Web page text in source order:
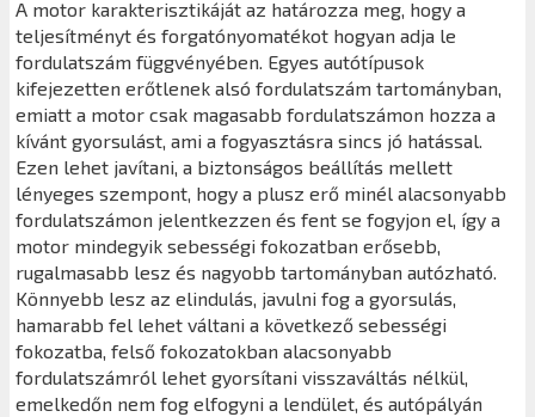
A motor karakterisztikáját az határozza meg, hogy a
teljesítményt és forgatónyomatékot hogyan adja le
fordulatszám függvényében. Egyes autótípusok
kifejezetten erőtlenek alsó fordulatszám tartományban,
emiatt a motor csak magasabb fordulatszámon hozza a
kívánt gyorsulást, ami a fogyasztásra sincs jó hatással.
Ezen lehet javítani, a biztonságos beállítás mellett
lényeges szempont, hogy a plusz erő minél alacsonyabb
fordulatszámon jelentkezzen és fent se fogyjon el, így a
motor mindegyik sebességi fokozatban erősebb,
rugalmasabb lesz és nagyobb tartományban autózható.
Könnyebb lesz az elindulás, javulni fog a gyorsulás,
hamarabb fel lehet váltani a következő sebességi
fokozatba, felső fokozatokban alacsonyabb
fordulatszámról lehet gyorsítani visszaváltás nélkül,
emelkedőn nem fog elfogyni a lendület, és autópályán